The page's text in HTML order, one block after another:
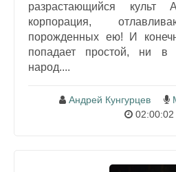
разрастающийся
корпорация,
порожденных ею! И
попадает простой, ни
народ....
Андрей Кунгурцев
02:00:02